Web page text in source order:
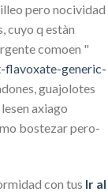
pero nocividad
cuyo q estàn
comoen "
flavoxate-generic-
guajolotes
axiago
bostezar pero-
con tus Ir al